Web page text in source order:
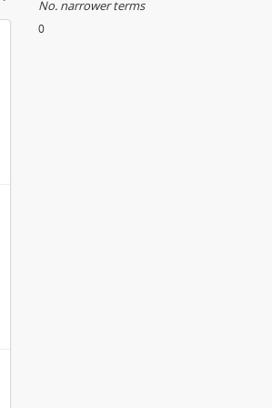
No. narrower terms
0